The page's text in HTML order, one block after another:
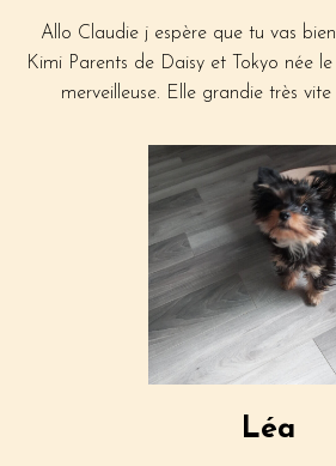
Allo Claudie j espère que tu vas
Kimi Parents de Daisy et Tokyo née le
merveilleuse. Elle grandie très
Léa